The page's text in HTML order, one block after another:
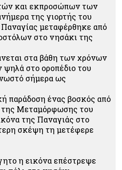
και εκπροσώπων των
της γιορτής του
μεταφέρθηκε από
στο νησάκι της
στα βάθη των χρόνων
στο οροπέδιο του
σήμερα ως
παράδοση ένας βοσκός από
της Μεταμόρφωσης του
της Παναγιάς στο
σκέψη τη μετέφερε
η εικόνα επέστρεψε